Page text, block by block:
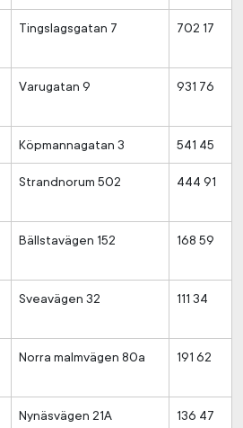
Tingslagsgatan 7 702 17
Varugatan 9 931 76
Köpmannagatan 3 541 45
Strandnorum 502 444 91
Bällstavägen 152 168 59
Sveavägen 32 111 34
Norra malmvägen 80a 191 62
Nynäsvägen 21A 136 47